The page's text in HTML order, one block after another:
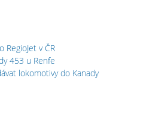
RegioJet v ČR
453 u Renfe
lokomotivy do Kanady